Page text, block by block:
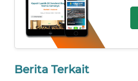
Berita Terkait
WN
BENGKULU
WN
LAMPUNG